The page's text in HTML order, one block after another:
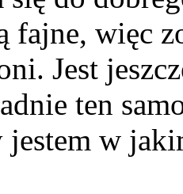
fajne, więc
Jest
ten
w